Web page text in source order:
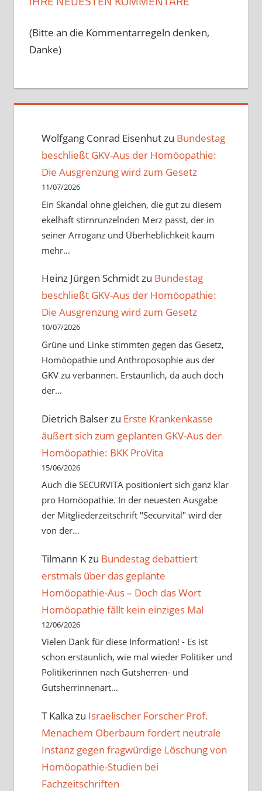
(Bitte an die Kommentarregeln denken,
Danke)
Wolfgang Conrad Eisenhutzu Bundestag
beschließt GKV-Aus der Homöopathie:
Die Ausgrenzung wird zum Gesetz
11/07/2026
Ein Skandal ohne gleichen, die gut zu diesem
ekelhaft stirnrunzelnden Merz passt, der in
seiner Arroganz und Überheblichkeit kaum
mehr…
Heinz Jürgen Schmidtzu Bundestag
beschließt GKV-Aus der Homöopathie:
Die Ausgrenzung wird zum Gesetz
10/07/2026
Grüne und Linke stimmten gegen das Gesetz,
Homöopathie und Anthroposophie aus der
GKV zu verbannen. Erstaunlich, da auch doch
der…
Dietrich Balserzu Erste Krankenkasse
äußert sich zum geplanten GKV-Aus der
Homöopathie: BKK ProVita
15/06/2026
Auch die SECURVITA positioniert sich ganz klar
pro Homöopathie. In der neuesten Ausgabe
der Mitgliederzeitschrift "Securvital" wird der
von der…
Tilmann Kzu Bundestag debattiert
erstmals über das geplante
Homöopathie-Aus – Doch das Wort
Homöopathie fällt kein einziges Mal
12/06/2026
Vielen Dank für diese Information! - Es ist
schon erstaunlich, wie mal wieder Politiker und
Politikerinnen nach Gutsherren- und
Gutsherrinnenart…
T Kalka zu Israelischer Forscher Prof.
Menachem Oberbaum fordert neutrale
Instanz gegen fragwürdige Löschung von
Homöopathie-Studien bei
Fachzeitschriften